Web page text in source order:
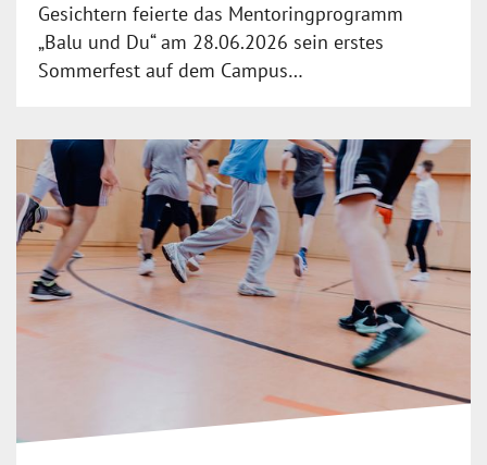
Gesichtern feierte das Mentoringprogramm
„Balu und Du“ am 28.06.2026 sein erstes
Sommerfest auf dem Campus…